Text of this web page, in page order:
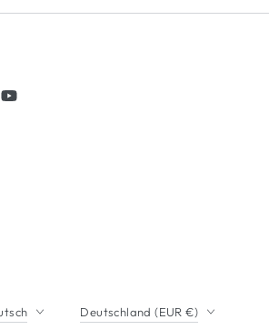
YouTube
Deutschland (EUR €)